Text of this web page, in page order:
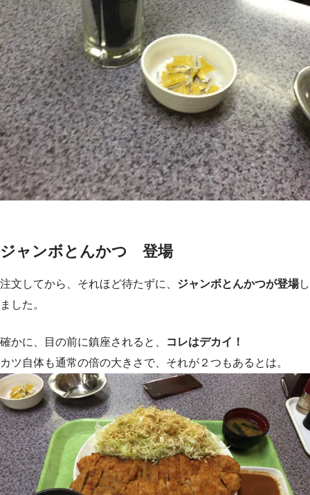
ジャンボとんかつ 登場
注文してから、それほど待たずに、 ジャンボとんかつが登場し
ました。
確かに、目の前に鎮座されると、
コレはデカイ！
カツ自体も通常の倍の大きさで、それが２つもあるとは。